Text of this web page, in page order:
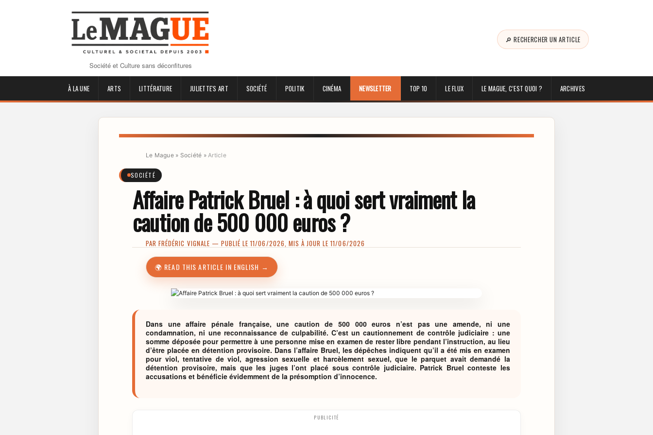
Société et Culture sans déconfitures
🔎 RECHERCHER UN ARTICLE
À LA UNE ARTS LITTÉRATURE JULIETTE'S ART SOCIÉTÉ POLITIK CINÉMA NEWSLETTER TOP 10 LE FLUX LE MAGUE, C’EST QUOI ? ARCHIVES
Le Mague» Société » Article
SOCIÉTÉ
Affaire Patrick Bruel : à quoi sert vraiment la
caution de 500 000 euros ?
PARFRÉDÉRIC VIGNALE — PUBLIÉ LE 11/06/2026, MIS À JOUR LE 11/06/2026
🌍 READ THIS ARTICLE IN ENGLISH →
Dans une affaire pénale française, une caution de 500 000 euros n’est pas une amende, ni une
condamnation, ni une reconnaissance de culpabilité. C’est un cautionnement de contrôle judiciaire : une
somme déposée pour permettre à une personne mise en examen de rester libre pendant l’instruction, au lieu
d’être placée en détention provisoire. Dans l’affaire Bruel, les dépêches indiquent qu’il a été mis en examen
pour viol, tentative de viol, agression sexuelle et harcèlement sexuel, que le parquet avait demandé la
détention provisoire, mais que les juges l’ont placé sous contrôle judiciaire. Patrick Bruel conteste les
accusations et bénéficie évidemment de la présomption d’innocence.
PUBLICITÉ